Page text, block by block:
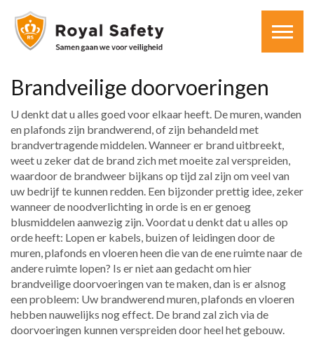
Brandveilige doorvoeringen
U denkt dat u alles goed voor elkaar heeft. De muren, wanden
en plafonds zijn brandwerend, of zijn behandeld met
brandvertragende middelen. Wanneer er brand uitbreekt,
weet u zeker dat de brand zich met moeite zal verspreiden,
waardoor de brandweer bijkans op tijd zal zijn om veel van
uw bedrijf te kunnen redden. Een bijzonder prettig idee, zeker
wanneer de noodverlichting in orde is en er genoeg
blusmiddelen aanwezig zijn. Voordat u denkt dat u alles op
orde heeft: Lopen er kabels, buizen of leidingen door de
muren, plafonds en vloeren heen die van de ene ruimte naar de
andere ruimte lopen? Is er niet aan gedacht om hier
brandveilige doorvoeringen van te maken, dan is er alsnog
een probleem: Uw brandwerend muren, plafonds en vloeren
hebben nauwelijks nog effect. De brand zal zich via de
doorvoeringen kunnen verspreiden door heel het gebouw.